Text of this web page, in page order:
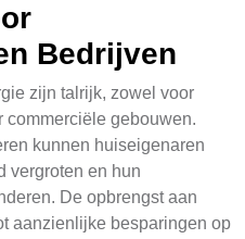
Bedrijven
zijn talrijk, zowel voor
commerciële gebouwen.
kunnen huiseigenaren
vergroten en hun
De opbrengst aan
aanzienlijke besparingen op